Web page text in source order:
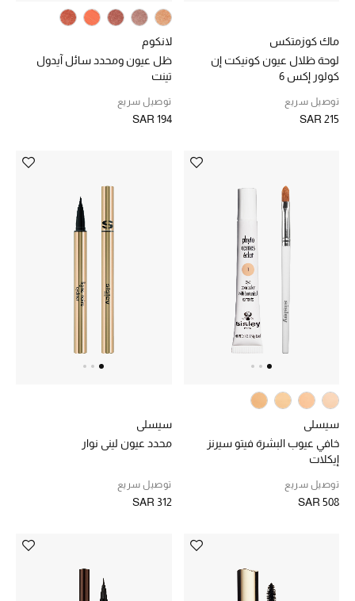
عرض جميع المنتجات
عودة صغاركم للمدارس
الهدايا
ما وصل حديثاً
ركن أناقة المنتجعات
تشكيلة مستلزمات الأطفال
مستلزمات الأطفال الرضع
مستلزمات البنات (2 - 14 سنة)
مستلزمات الأولاد (2 - 14 سنة)
أبرز المصممين
ماك كوزمتكس
لوحة ظلال عيون كونيكت إن
كولور إكس 6
توصيل سريع
SAR 215
لانكوم
ظل عيون ومحدد سائل آيدول
تينت
توصيل سريع
SAR 194
سيسلي
خافي عيوب البشرة فيتو سيرنز
إيكلات
توصيل سريع
SAR 508
سيسلي
محدد عيون ليني نوار
توصيل سريع
SAR 312